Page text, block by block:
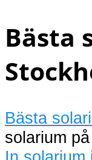
Bästa
Bästa
solarium på